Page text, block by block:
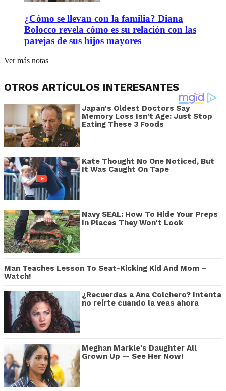
¿Cómo se llevan con la familia? Diana
Bolocco revela cómo es su relación con las
parejas de sus hijos mayores
Ver más notas
OTROS ARTÍCULOS INTERESANTES
Japan's Oldest Doctors Say
Memory Loss Isn't Age: Just Stop
Eating These 3 Foods
Kate Thought No One Noticed, But
It Was Caught On Tape
Navy SEAL: How To Hide Your Preps
In Places They Won't Look
Man Teaches Lesson To Seat-Kicking Kid And Mom –
Watch!
¿Recuerdas a Ana Colchero? Intenta
no reírte cuando la veas ahora
Meghan Markle's Daughter All
Grown Up — See Her Now!